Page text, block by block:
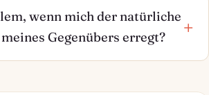
wenn mich der natürliche
Gegenübers erregt?